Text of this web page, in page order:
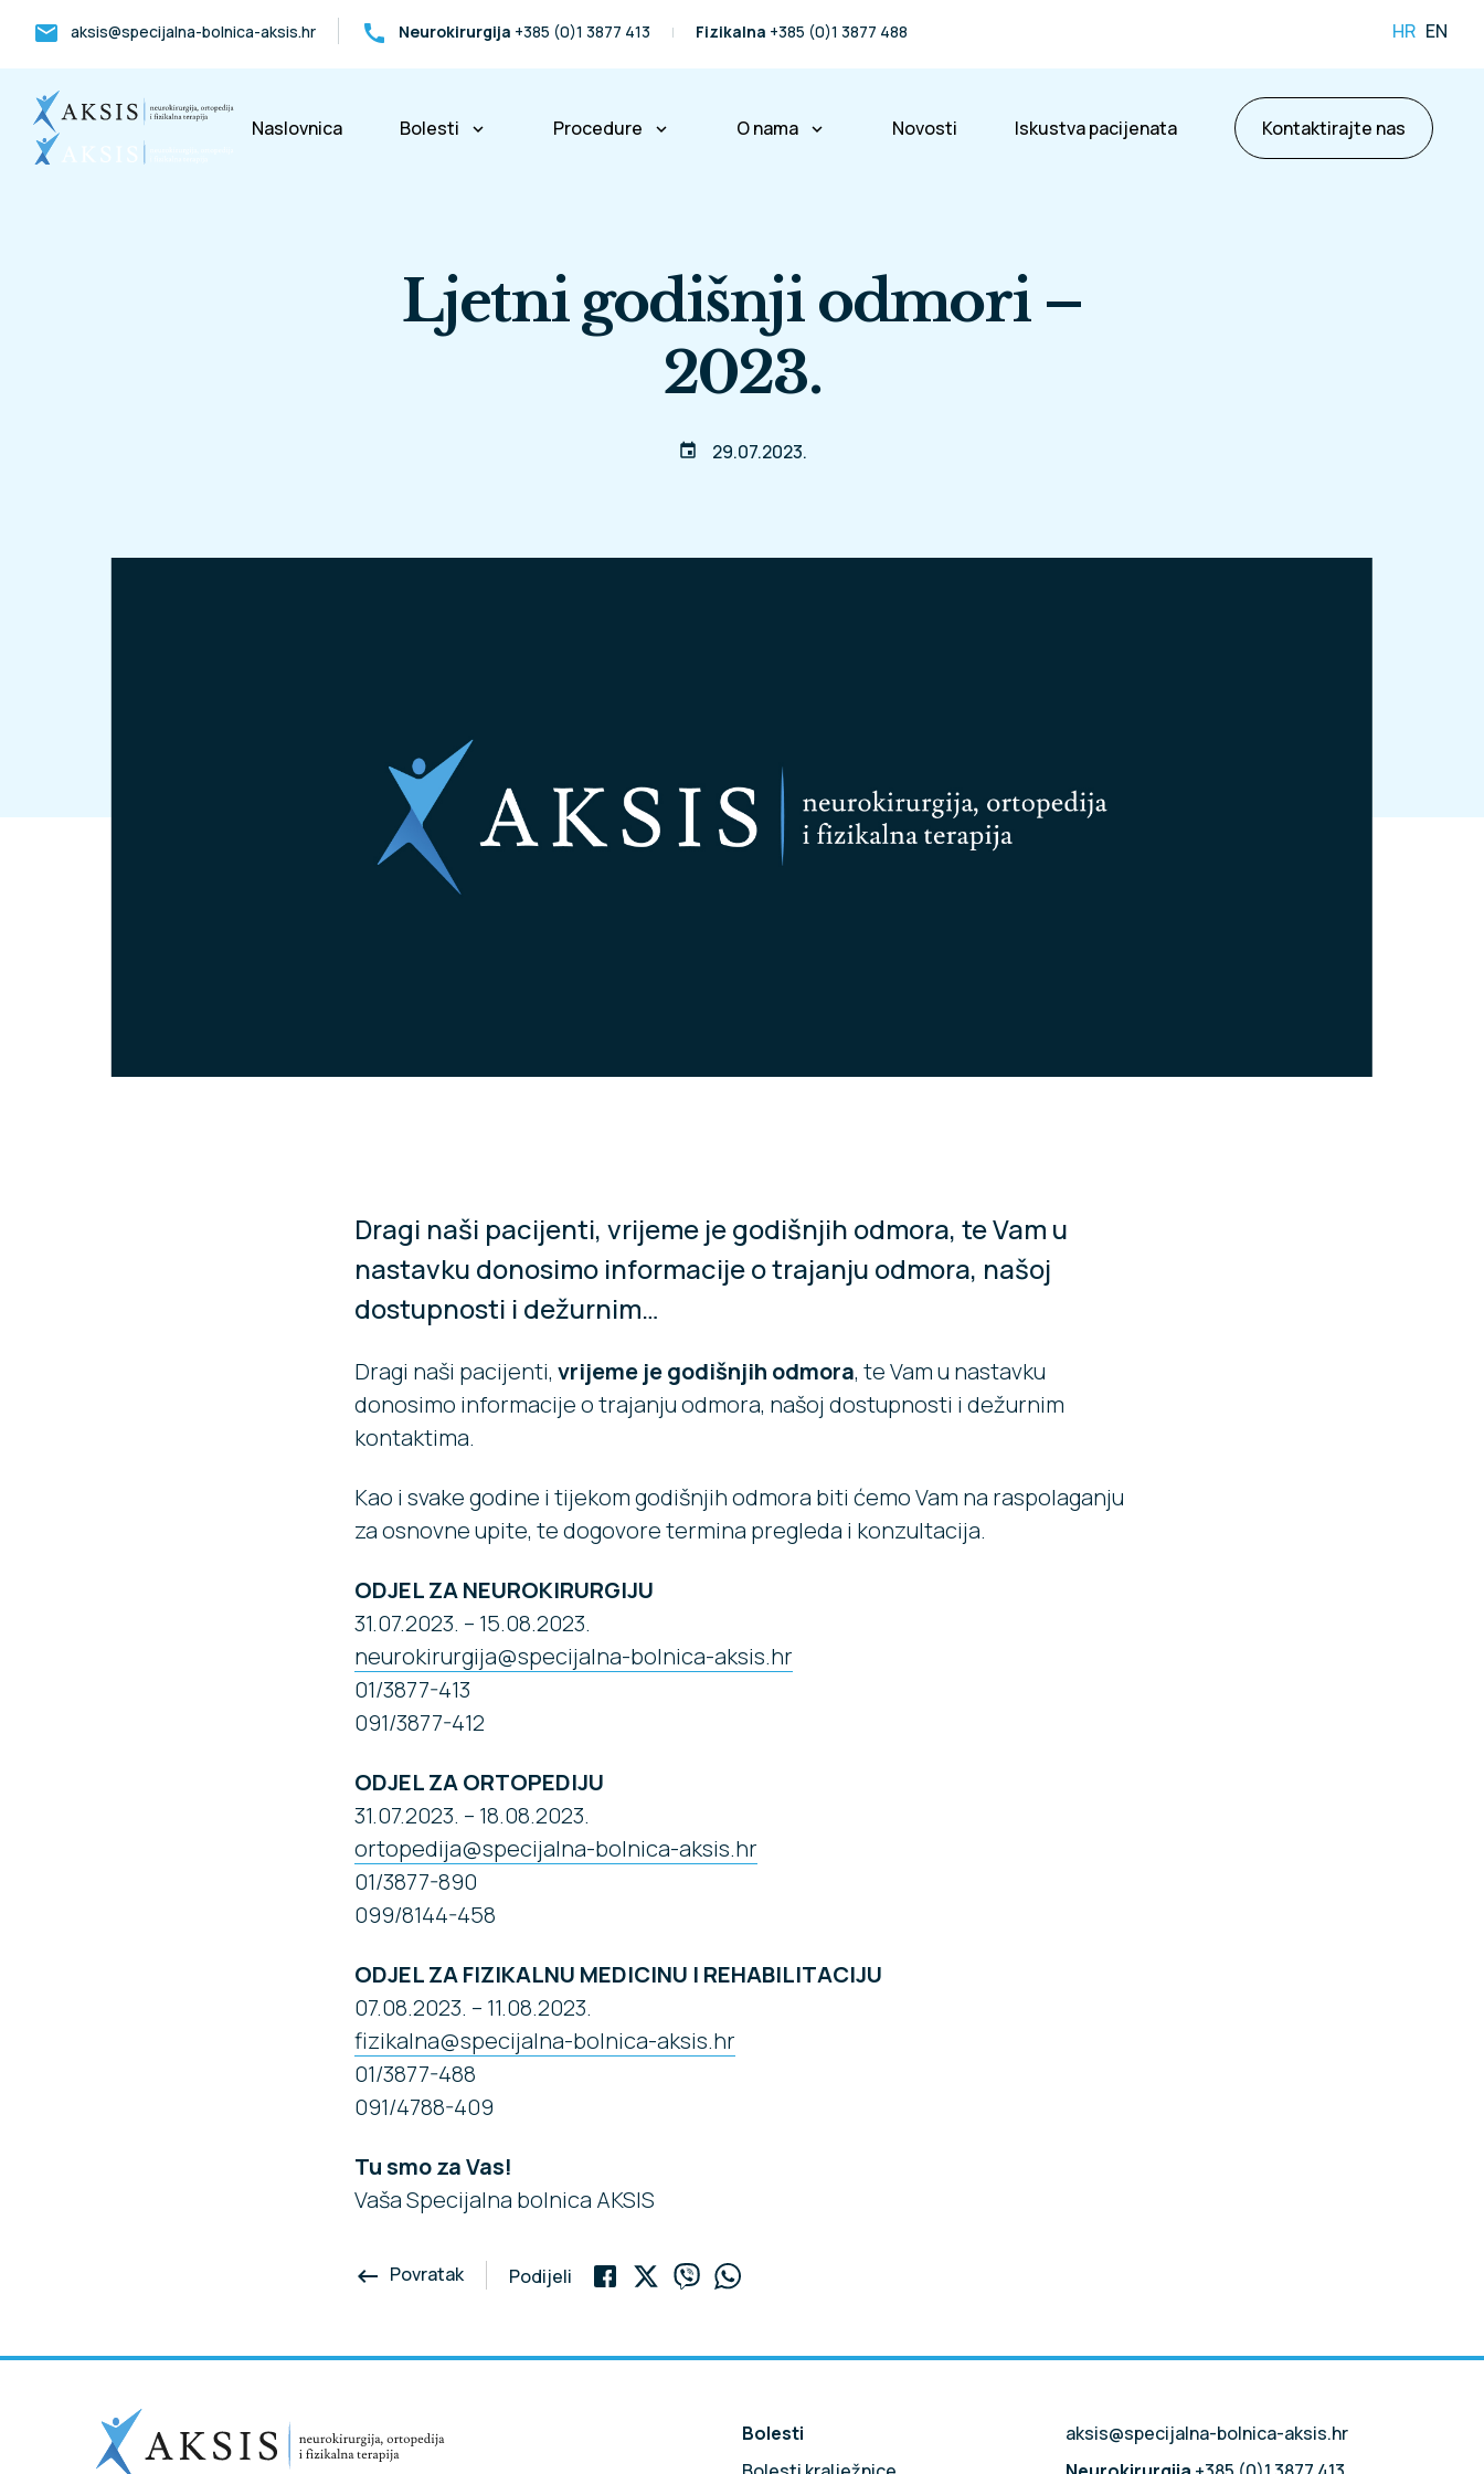
mail aksis@specijalna-bolnica-aksis.hr call Neurokirurgija +385 (0)1 3877 413 Fizikalna +385 (0)1 3877 488 HR EN
Naslovnica Bolesti keyboard_arrow_down Procedure keyboard_arrow_down O nama keyboard_arrow_down
Partneri i prijatelji
Međunarodni pacijenti
Osiguravajuće kuće
Poslovne informacije
Novosti Iskustva pacijenata Kontaktirajte nas
Ljetni godišnji odmori –
2023.
event 29.07.2023.
Dragi naši pacijenti, vrijeme je godišnjih odmora, te Vam u
nastavku donosimo informacije o trajanju odmora, našoj
dostupnosti i dežurnim…
Dragi naši pacijenti, vrijeme je godišnjih odmora, te Vam u nastavku
donosimo informacije o trajanju odmora, našoj dostupnosti i dežurnim
kontaktima.
Kao i svake godine i tijekom godišnjih odmora biti ćemo Vam na raspolaganju
za osnovne upite, te dogovore termina pregleda i konzultacija.
ODJEL ZA NEUROKIRURGIJU
31.07.2023. – 15.08.2023.
neurokirurgija@specijalna-bolnica-aksis.hr
01/3877-413
091/3877-412
ODJEL ZA ORTOPEDIJU
31.07.2023. – 18.08.2023.
ortopedija@specijalna-bolnica-aksis.hr
01/3877-890
099/8144-458
ODJEL ZA FIZIKALNU MEDICINU I REHABILITACIJU
07.08.2023. – 11.08.2023.
fizikalna@specijalna-bolnica-aksis.hr
01/3877-488
091/4788-409
Tu smo za Vas!
Vaša Specijalna bolnica AKSIS
keyboard_backspace Povratak Podijeli
Bolesti
aksis@specijalna-bolnica-aksis.hr